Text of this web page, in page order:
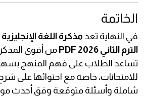
الخاتمة
في النهاية تعد مذكرة اللغة
الترم الثاني 2026 PDF
من أقوى
تساعد الطلاب على فهم المنهج
للامتحانات، خاصة مع احتوائها على
شاملة وأسئلة متوقعة وفق أحدث